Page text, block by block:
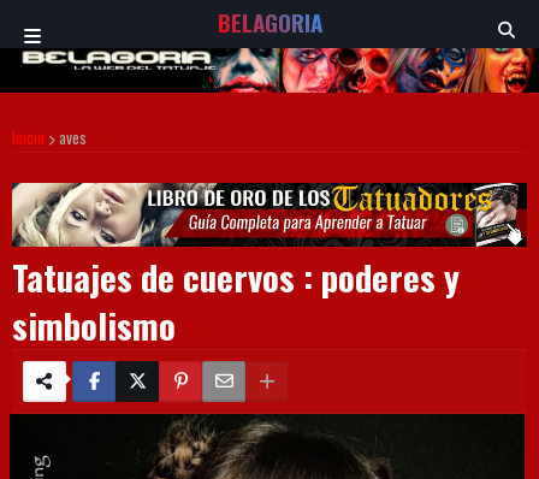
BELAGORIA
Inicio aves
Tatuajes de cuervos : poderes y
simbolismo